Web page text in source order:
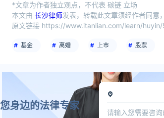
*文章为作者独立观点，不代表 碳链 立场
本文由 长沙律师发表，转载此文章须经作者同意
原文链接 https://www.itanlian.com/learn/
基金 离婚 上市 股票
您身边的法律专家